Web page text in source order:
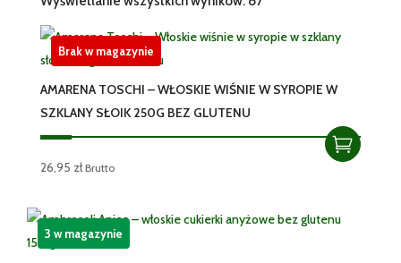
AMARENA TOSCHI – WŁOSKIE WIŚNIE W SYROPIE W
SZKLANY SŁOIK 250G BEZ GLUTENU
26,95 zł Brutto
Brak w magazynie
3 w magazynie